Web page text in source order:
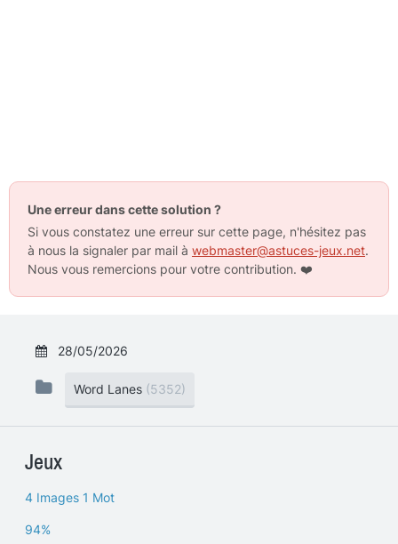
Une erreur dans cette solution ?
Si vous constatez une erreur sur cette page, n'hésitez pas
à nous la signaler par mail à webmaster@astuces-jeux.net.
Nous vous remercions pour votre contribution. ❤️
28/05/2026
Word Lanes (5352)
Jeux
4 Images 1 Mot
94%